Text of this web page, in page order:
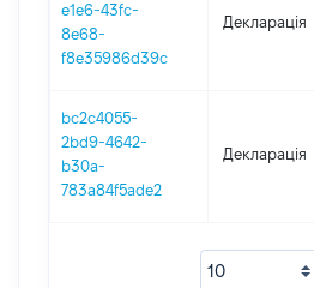
e1e6-43fc-
8e68-
f8e35986d39c
Декларація
bc2c4055-
2bd9-4642-
b30a-
783a84f5ade2
Декларація